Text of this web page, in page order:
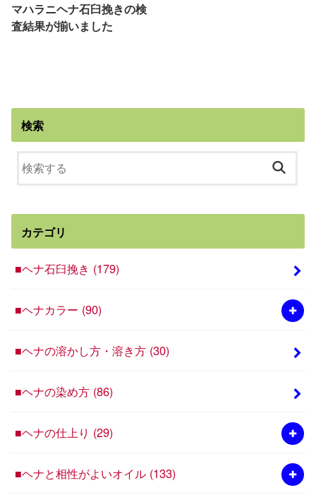
マハラニヘナ石臼挽きの検
査結果が揃いました
検索
カテゴリ
■ヘナ石臼挽き (179)
■ヘナカラー (90)
■ヘナの溶かし方・溶き方 (30)
■ヘナの染め方 (86)
■ヘナの仕上り (29)
■ヘナと相性がよいオイル (133)